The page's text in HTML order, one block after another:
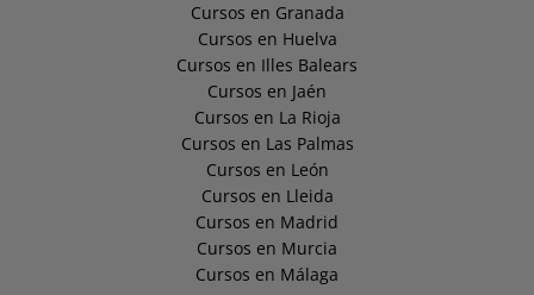
Cursos en Granada
Cursos en Huelva
Cursos en Illes Balears
Cursos en Jaén
Cursos en La Rioja
Cursos en Las Palmas
Cursos en León
Cursos en Lleida
Cursos en Madrid
Cursos en Murcia
Cursos en Málaga